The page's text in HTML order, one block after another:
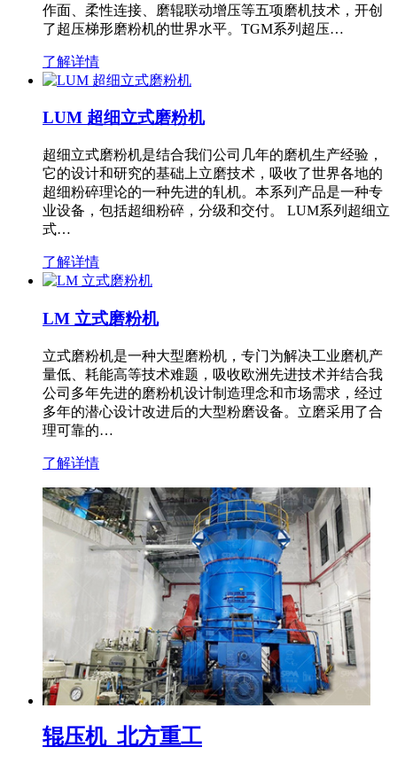
作面、柔性连接、磨辊联动增压等五项磨机技术，开创
了超压梯形磨粉机的世界水平。TGM系列超压…
了解详情
LUM 超细立式磨粉机
超细立式磨粉机是结合我们公司几年的磨机生产经验，
它的设计和研究的基础上立磨技术，吸收了世界各地的
超细粉碎理论的一种先进的轧机。本系列产品是一种专
业设备，包括超细粉碎，分级和交付。 LUM系列超细立
式…
了解详情
LM 立式磨粉机
立式磨粉机是一种大型磨粉机，专门为解决工业磨机产
量低、耗能高等技术难题，吸收欧洲先进技术并结合我
公司多年先进的磨粉机设计制造理念和市场需求，经过
多年的潜心设计改进后的大型粉磨设备。立磨采用了合
理可靠的…
了解详情
辊压机_北方重工